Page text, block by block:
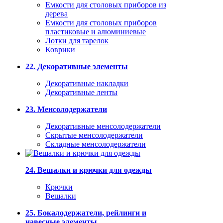
Емкости для столовых приборов из
дерева
Емкости для столовых приборов
пластиковые и алюминиевые
Лотки для тарелок
Коврики
22. Декоративные элементы
Декоративные накладки
Декоративные ленты
23. Менсолодержатели
Декоративные менсолодержатели
Скрытые менсолодержатели
Складные менсолодержатели
24. Вешалки и крючки для одежды
Крючки
Вешалки
25. Бокалодержатели, рейлинги и